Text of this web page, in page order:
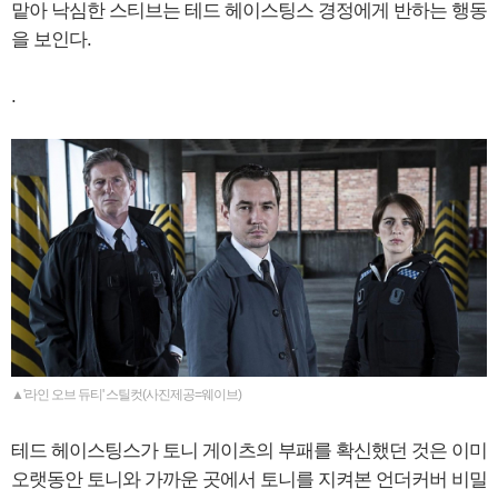
맡아 낙심한 스티브는 테드 헤이스팅스 경정에게 반하는 행동
을 보인다.
.
▲'라인 오브 듀티' 스틸컷(사진제공=웨이브)
테드 헤이스팅스가 토니 게이츠의 부패를 확신했던 것은 이미
오랫동안 토니와 가까운 곳에서 토니를 지켜본 언더커버 비밀